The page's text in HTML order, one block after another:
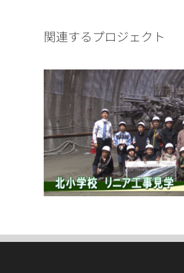
関連するプロジェクト